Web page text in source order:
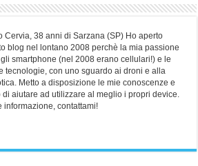
Cervia, 38 anni di Sarzana (SP) Ho aperto
blog nel lontano 2008 perchè la mia passione
smartphone (nel 2008 erano cellulari!) e le
tecnologie, con uno sguardo ai droni e alla
Metto a disposizione le mie conoscenze e
di aiutare ad utilizzare al meglio i propri device.
contattami!